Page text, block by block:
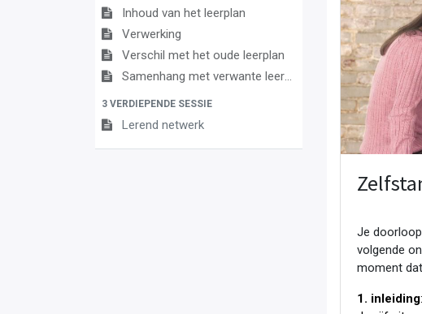
Inhoud van het leerplan
Verwerking
Verschil met het oude leerplan
Samenhang met verwante leerplannen
3 VERDIEPENDE SESSIE
Lerend netwerk
Je
volgende
moment
1. inleiding